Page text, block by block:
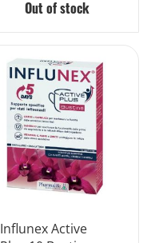
Out of stock
Influnex Active